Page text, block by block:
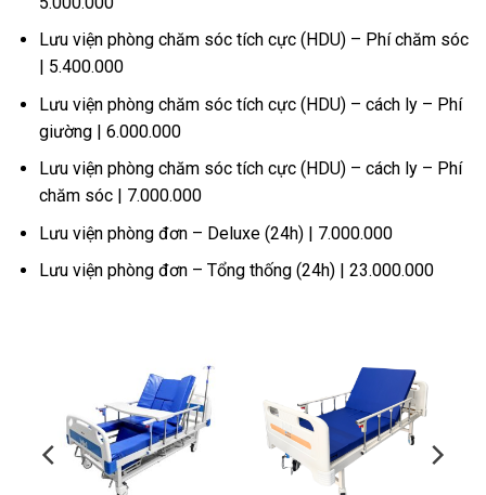
Lưu viện phòng chăm sóc tích cực (HDU) – Phí chăm sóc
| 5.400.000
Lưu viện phòng chăm sóc tích cực (HDU) – cách ly – Phí
giường | 6.000.000
Lưu viện phòng chăm sóc tích cực (HDU) – cách ly – Phí
chăm sóc | 7.000.000
Lưu viện phòng đơn – Deluxe (24h) | 7.000.000
Lưu viện phòng đơn – Tổng thống (24h) | 23.000.000